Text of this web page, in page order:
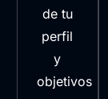
de tu
perfil
y
objetivos